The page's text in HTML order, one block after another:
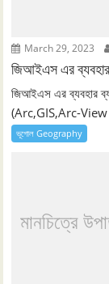
March 29, 2023
জিআইএস এর ব্যবহার
জিআইএস এর ব্যবহার
(Arc,GIS,Arc-View
ভূগোল Geography
মানচিত্রে